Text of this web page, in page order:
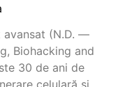
avansat (N.D. —
Biohacking and
30 de ani de
celulară și